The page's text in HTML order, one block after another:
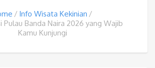
Info Wisata Kekinian
Pulau Banda Naira 2026 yang Wajib
Kamu Kunjungi